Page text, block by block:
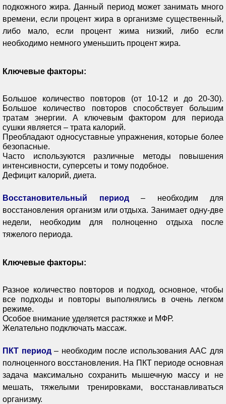
подкожного жира. Данный период может занимать много
времени, если процент жира в организме существенный,
либо мало, если процент жима низкий, либо если
необходимо немного уменьшить процент жира.
Ключевые факторы:
Большое количество повторов (от 10-12 и до 20-30).
Большое количество повторов способствует большим
тратам энергии. А ключевым фактором для периода
сушки является – трата калорий.
Преобладают односуставные упражнения, которые более
безопасные.
Часто используются различные методы повышения
интенсивности, суперсеты и тому подобное.
Дефицит калорий, диета.
Восстановительный период– необходим для
восстановления организм или отдыха. Занимает одну-две
недели, необходим для полноценно отдыха после
тяжелого периода.
Ключевые факторы:
Разное количество повторов и подход, основное, чтобы
все подходы и повторы выполнялись в очень легком
режиме.
Особое внимание уделяется растяжке и МФР.
Желательно подключать массаж.
ПКТ период – необходим после использования ААС для
полноценного восстановления. На ПКТ периоде основная
задача максимально сохранить мышечную массу и не
мешать, тяжелыми тренировками, восстанавливаться
организму.